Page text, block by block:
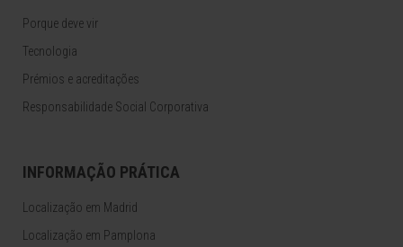
Porque deve vir
Tecnologia
Prémios e acreditações
Responsabilidade Social Corporativa
INFORMAÇÃO PRÁTICA
Localização em Madrid
Localização em Pamplona